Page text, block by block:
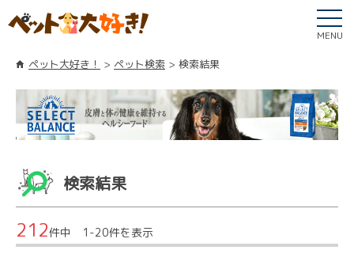
MENU
ペット大好き！ ペット検索 検索結果
検索結果
212件中 1-20件を表示